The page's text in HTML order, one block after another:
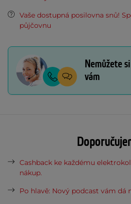
Vaše dostupná posilovna snů!
půjčovnu
Nemůžete
vám
Cashback ke každému
nákup.
Po hlavě: Nový podcast vám